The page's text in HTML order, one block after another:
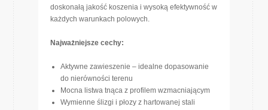
doskonałą jakość koszenia i wysoką efektywność w
każdych warunkach polowych.
Najważniejsze cechy:
Aktywne zawieszenie – idealne dopasowanie
do nierówności terenu
Mocna listwa tnąca z profilem wzmacniającym
Wymienne ślizgi i płozy z hartowanej stali